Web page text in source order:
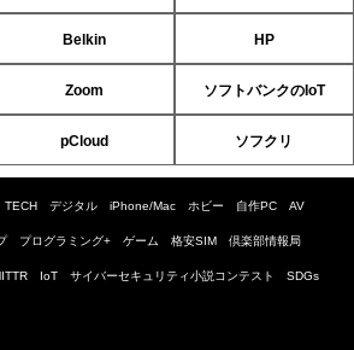
Belkin HP
Zoom ソフトバンクのIoT
pCloud ソフクリ
TECH デジタル iPhone/Mac ホビー 自作PC AV
プログラミング+ ゲーム 格安SIM 倶楽部情報局
IoT サイバーセキュリティ小説コンテスト SDGs